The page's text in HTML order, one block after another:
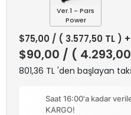
Ver.1 - Pars
Power
$75,00 / ( 3.577,50 TL )
$90,00 / (
801,36 TL 'den başlayan
Saat 16:00'a kadar
KARGO!